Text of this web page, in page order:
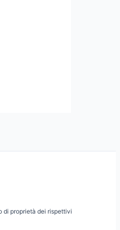
di proprietà dei rispettivi